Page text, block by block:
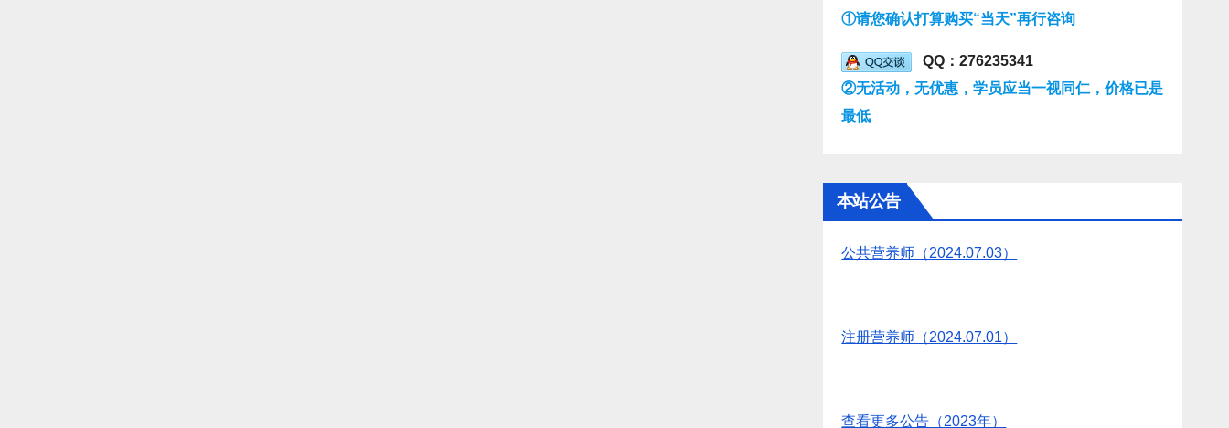
①请您确认打算购买“当天”再行咨询
QQ：276235341
②无活动，无优惠，学员应当一视同仁，价格已是
最低
本站公告
公共营养师（2024.07.03）
注册营养师（2024.07.01）
查看更多公告（2023年）